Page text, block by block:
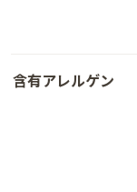
含有アレルゲン